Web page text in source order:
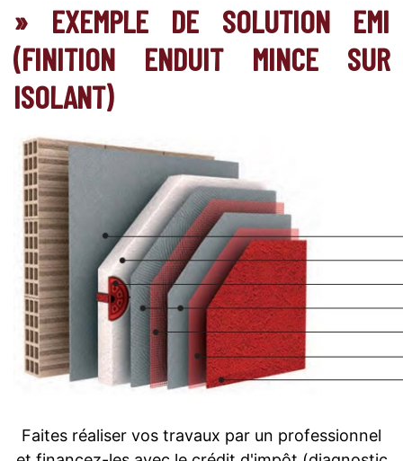
» EXEMPLE DE SOLUTION EMI
(FINITION ENDUIT MINCE SUR
ISOLANT)
Faites réaliser vos travaux par un professionnel